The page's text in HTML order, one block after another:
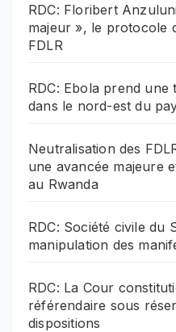
RDC: Floribert
majeur », le protocole
FDLR
RDC: Ebola prend une
dans le nord-est du
Neutralisation des
une avancée majeure
au Rwanda
RDC: Société civile du
manipulation des
RDC: La Cour
référendaire sous
dispositions